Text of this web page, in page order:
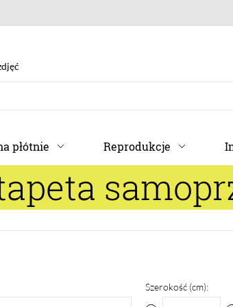
płótnie Reprodukcje
Szerokość (cm):